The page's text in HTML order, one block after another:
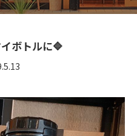
ボトルに🔷